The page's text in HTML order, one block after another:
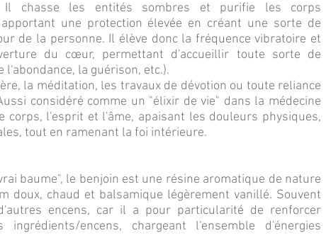
Il chasse les entités sombres et purifie les corps
une protection élevée en créant une sorte de
de la personne. Il élève donc la fréquence vibratoire et
du cœur, permettant d'accueillir toute sorte de
la guérison, etc.).
considéré comme un "élixir de vie" dans la médecine
corps, l'esprit et l'âme, apaisant les douleurs physiques,
tout en ramenant la foi intérieure.
doux, chaud et balsamique légèrement vanillé. Souvent
encens, car il a pour particularité de renforcer
encens, chargeant l'ensemble d'énergies